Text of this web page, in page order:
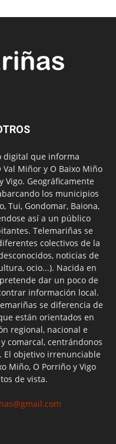
digital que informa
Miñor y O Baixo Miño
Vigo. Geográficamente
los municipios
Tui, Gondomar, Baiona,
así a un público
Telemariñas se
colectivos de la
noticias de
ocio...). Nacida en
dar un poco de
información local.
se diferencia de
están orientados en
regional, nacional e
comarcal, centrándonos
El objetivo irrenunciable
Miño, O Porriño y Vigo
de vista.